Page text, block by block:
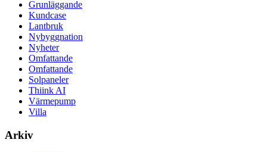
Grunläggande
Kundcase
Lantbruk
Nybyggnation
Nyheter
Omfattande
Omfattande
Solpaneler
Thiink AI
Värmepump
Villa
Arkiv